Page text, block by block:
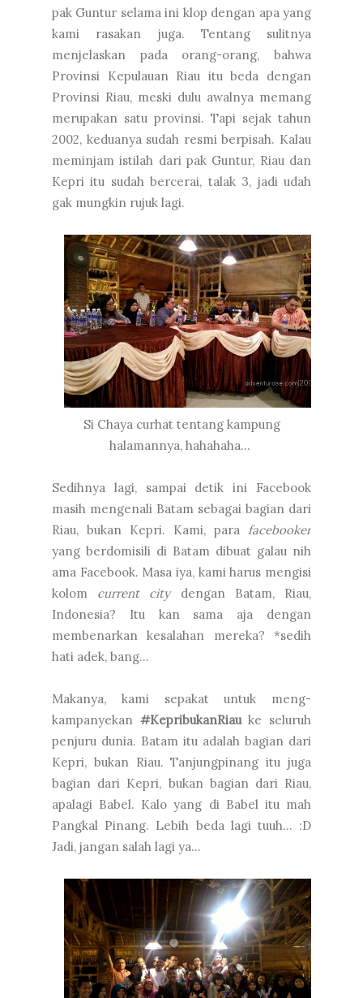
pak Guntur selama ini klop dengan apa yang
kami rasakan juga. Tentang sulitnya
menjelaskan pada orang-orang, bahwa
Provinsi Kepulauan Riau itu beda dengan
Provinsi Riau, meski dulu awalnya memang
merupakan satu provinsi. Tapi sejak tahun
2002, keduanya sudah resmi berpisah. Kalau
meminjam istilah dari pak Guntur, Riau dan
Kepri itu sudah bercerai, talak 3, jadi udah
gak mungkin rujuk lagi.
Si Chaya curhat tentang kampung
halamannya, hahahaha...
Sedihnya lagi, sampai detik ini Facebook
masih mengenali Batam sebagai bagian dari
Riau, bukan Kepri. Kami, para facebooker
yang berdomisili di Batam dibuat galau nih
ama Facebook. Masa iya, kami harus mengisi
kolom current citydengan Batam, Riau,
Indonesia? Itu kan sama aja dengan
membenarkan kesalahan mereka? *sedih
hati adek, bang...
Makanya, kami sepakat untuk meng-
kampanyekan #KepribukanRiauke seluruh
penjuru dunia. Batam itu adalah bagian dari
Kepri, bukan Riau. Tanjungpinang itu juga
bagian dari Kepri, bukan bagian dari Riau,
apalagi Babel. Kalo yang di Babel itu mah
Pangkal Pinang. Lebih beda lagi tuuh... :D
Jadi, jangan salah lagi ya...